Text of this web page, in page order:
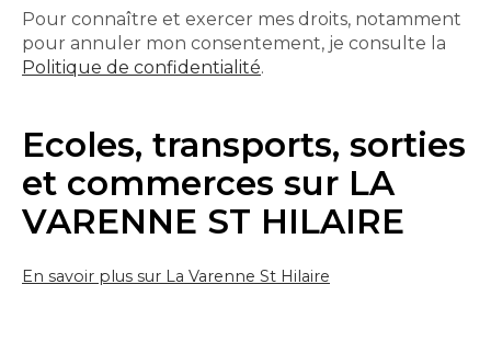
Pour connaître et exercer mes droits, notamment
pour annuler mon consentement, je consulte la
Politique de confidentialité.
Ecoles, transports, sorties
et commerces sur LA
VARENNE ST HILAIRE
En savoir plus sur La Varenne St Hilaire